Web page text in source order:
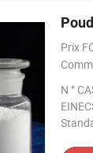
Prix
N °